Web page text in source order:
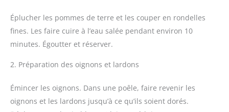
Éplucher les pommes de terre et les couper en rondelles
fines. Les faire cuire à l’eau salée pendant environ 10
minutes. Égoutter et réserver.
2. Préparation des oignons et lardons
Émincer les oignons. Dans une poêle, faire revenir les
oignons et les lardons jusqu’à ce qu’ils soient dorés.